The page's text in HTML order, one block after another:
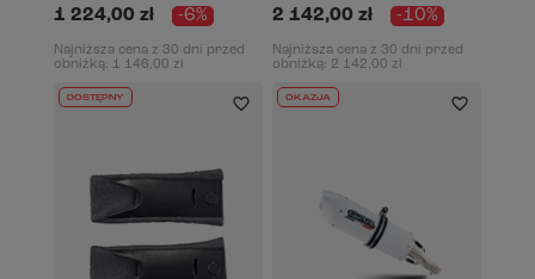
1 224,00 zł -6%
Najniższa cena z 30 dni przed
obniżką: 1 146,00 zł
2 142,00 zł -10%
Najniższa cena z 30 dni przed
obniżką: 2 142,00 zł
DOSTĘPNY OKAZJA